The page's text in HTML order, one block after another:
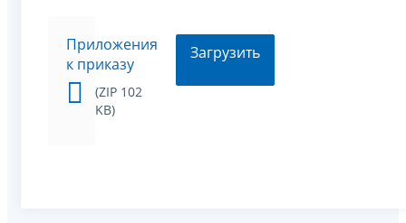
Приложения
к приказу
(ZIP 102
KB)
Загрузить